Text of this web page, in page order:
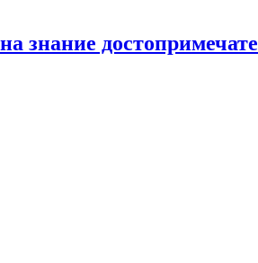
знание